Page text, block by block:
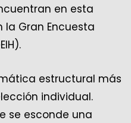
en esta
la Gran Encuesta
estructural más
individual.
se esconde una